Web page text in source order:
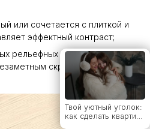
или сочетается с плиткой и
эффектный контраст;
рельефных полосок, где
скрытым креплением.
От классики до
лофта: какие стили
дружат с
широкоформатным
керамогранитом
Твой уютный уголок:
как сделать квартиру